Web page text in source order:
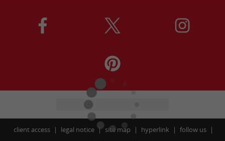
client access legal notice site map hyperlink
follow us